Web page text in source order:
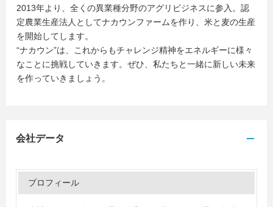
2013年より、全くの異業種分野のアグリビジネスに参入。認
定農業生産法人としてナカウンファームを作り、米と麦の生産
を開始してします。
“ナカウン”は、これからもチャレンジ精神をエネルギーに様々
なことに挑戦していきます。ぜひ、私たちと一緒に新しい未来
を作っていきましょう。
会社データ
プロフィール